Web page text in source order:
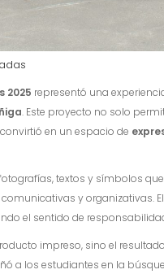
2025 representó una
. Este proyecto no solo
en un espacio de
textos y símbolos
y organizativas.
el sentido de
impreso, sino el
a los estudiantes en la